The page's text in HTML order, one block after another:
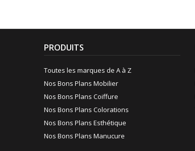
PRODUITS
Toutes les marques de A à Z
Nos Bons Plans Mobilier
Nos Bons Plans Coiffure
Nos Bons Plans Colorations
Nos Bons Plans Esthétique
Nos Bons Plans Manucure